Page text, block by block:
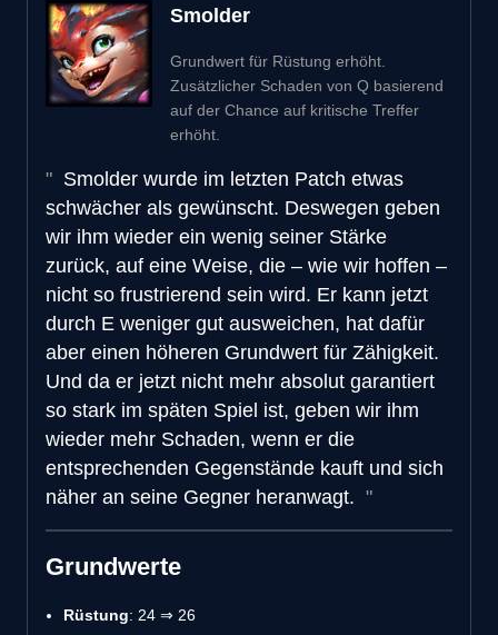
Smolder
Grundwert für Rüstung erhöht.
Zusätzlicher Schaden von Q basierend
auf der Chance auf kritische Treffer
erhöht.
Smolder wurde im letzten Patch etwas
schwächer als gewünscht. Deswegen geben
wir ihm wieder ein wenig seiner Stärke
zurück, auf eine Weise, die – wie wir hoffen –
nicht so frustrierend sein wird. Er kann jetzt
durch E weniger gut ausweichen, hat dafür
aber einen höheren Grundwert für Zähigkeit.
Und da er jetzt nicht mehr absolut garantiert
so stark im späten Spiel ist, geben wir ihm
wieder mehr Schaden, wenn er die
entsprechenden Gegenstände kauft und sich
näher an seine Gegner heranwagt.
Grundwerte
Rüstung: 24 ⇒ 26